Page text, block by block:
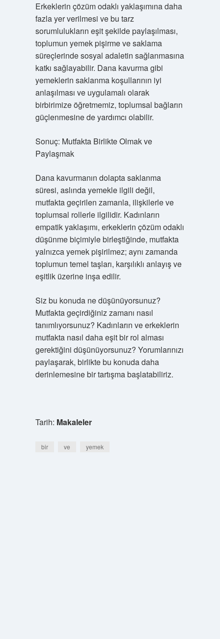
Erkeklerin çözüm odaklı yaklaşımına daha
fazla yer verilmesi ve bu tarz
sorumlulukların eşit şekilde paylaşılması,
toplumun yemek pişirme ve saklama
süreçlerinde sosyal adaletin sağlanmasına
katkı sağlayabilir. Dana kavurma gibi
yemeklerin saklanma koşullarının iyi
anlaşılması ve uygulamalı olarak
birbirimize öğretmemiz, toplumsal bağların
güçlenmesine de yardımcı olabilir.
Sonuç: Mutfakta Birlikte Olmak ve
Paylaşmak
Dana kavurmanın dolapta saklanma
süresi, aslında yemekle ilgili değil,
mutfakta geçirilen zamanla, ilişkilerle ve
toplumsal rollerle ilgilidir. Kadınların
empatik yaklaşımı, erkeklerin çözüm odaklı
düşünme biçimiyle birleştiğinde, mutfakta
yalnızca yemek pişirilmez; aynı zamanda
toplumun temel taşları, karşılıklı anlayış ve
eşitlik üzerine inşa edilir.
Siz bu konuda ne düşünüyorsunuz?
Mutfakta geçirdiğiniz zamanı nasıl
tanımlıyorsunuz? Kadınların ve erkeklerin
mutfakta nasıl daha eşit bir rol alması
gerektiğini düşünüyorsunuz? Yorumlarınızı
paylaşarak, birlikte bu konuda daha
derinlemesine bir tartışma başlatabiliriz.
Tarih: Makaleler
bir ve yemek